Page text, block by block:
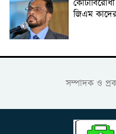
জিএম
সম্পাদক ও